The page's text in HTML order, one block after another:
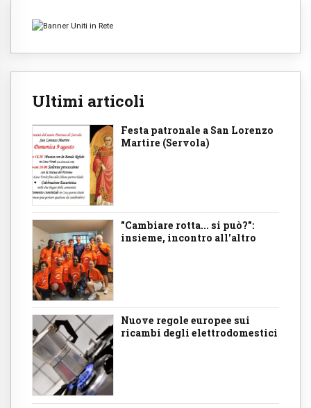
Ultimi articoli
Festa patronale a San Lorenzo
Martire (Servola)
"Cambiare rotta... si può?":
insieme, incontro all'altro
Nuove regole europee sui
ricambi degli elettrodomestici